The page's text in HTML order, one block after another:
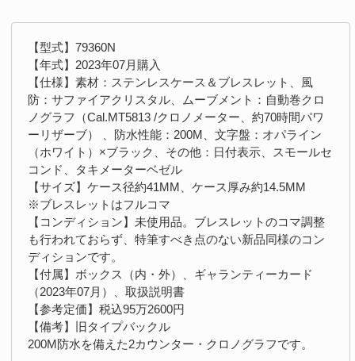
【型式】79360N
【年式】2023年07月購入
【仕様】素材：ステンレスケース＆ブレスレット、風
防：サファイアクリスタル、ムーブメント：自動巻クロ
ノグラフ（Cal.MT5813 /クロノメーター、約70時間パワ
ーリザーブ） 、防水性能：200M、文字盤：オパライン
（ホワイト）×ブラック、その他：日付表示、スモールセ
コンド、タキメーターベゼル
【サイズ】ケース径約41MM、ケース厚み約14.5MM
※ブレスレットはフルコマ
【コンディション】未使用品。ブレスレットのコマ調整
も行われておらず、特筆すべき点のない新品同様のコン
ディションです。
【付属】ボックス（内・外）、ギャランティーカード
（2023年07月）、取扱説明書
【参考定価】税込95万2600円
【備考】旧タイプバックル
200M防水を備えた2カウンター・クロノグラフです。